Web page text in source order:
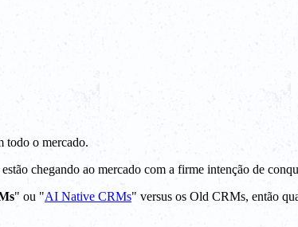
todo o mercado.
chegando ao mercado com a firme intenção de
" ou "AI Native CRMs" versus os Old CRMs, então